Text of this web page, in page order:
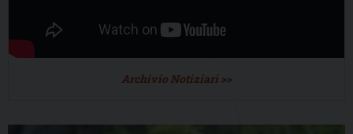
Archivio Notiziari >>